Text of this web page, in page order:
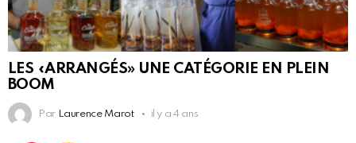
LES «ARRANGÉS» UNE CATÉGORIE EN PLEIN
BOOM
Par Laurence Marot il y a 4 ans